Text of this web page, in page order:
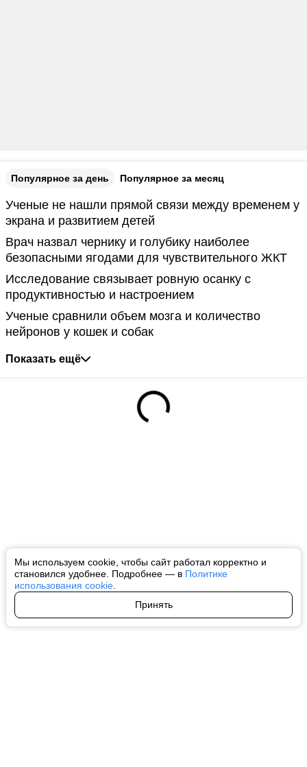
Мы используем cookie, чтобы сайт работал корректно и
становился удобнее. Подробнее — в Политике
использования cookie
Принять
Популярное за день Популярное за месяц
Ученые не нашли прямой связи между временем у
экрана и развитием детей
Врач назвал чернику и голубику наиболее
безопасными ягодами для чувствительного ЖКТ
Исследование связывает ровную осанку с
продуктивностью и настроением
Ученые сравнили объем мозга и количество
нейронов у кошек и собак
Показать ещё